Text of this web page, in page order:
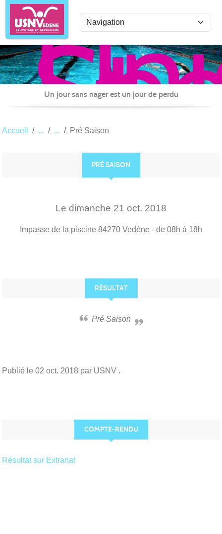
de
et
Un jour sans nager est un jour de perdu
Accueil Pré Saison
PRÉ SAISON
Le dimanche 21 oct. 2018
Impasse de la piscine 84270 Vedène - de 08h à 18h
RÉSULTAT
Pré Saison
Publié le 02 oct. 2018 par USNV .
COMPTE-RENDU
Résultat sur Extranat
Panneau de gestion des cookies